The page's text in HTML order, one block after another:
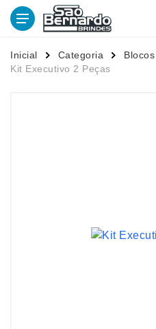
Inicial Categoria
Kit Executivo 2 Peças